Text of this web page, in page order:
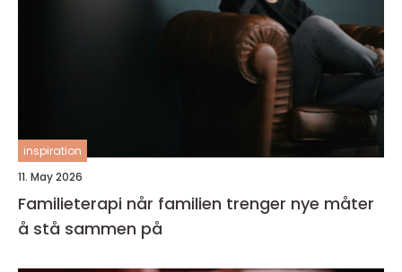
inspiration
11. May 2026
Familieterapi når familien trenger nye måter
å stå sammen på